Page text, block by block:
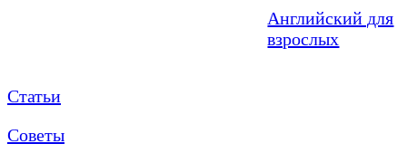
Английский для
взрослых
Статьи
Советы